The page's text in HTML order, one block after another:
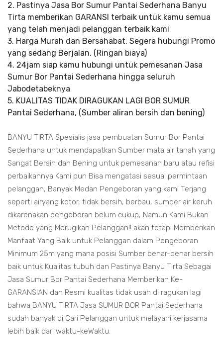
2. Pastinya Jasa Bor Sumur Pantai Sederhana Banyu
Tirta memberikan GARANSI terbaik untuk kamu semua
yang telah menjadi pelanggan terbaik kami
3. Harga Murah dan Bersahabat, Segera hubungi Promo
yang sedang Berjalan. (Ringan biaya)
4. 24jam siap kamu hubungi untuk pemesanan Jasa
Sumur Bor Pantai Sederhana hingga seluruh
Jabodetabeknya
5. KUALITAS TIDAK DIRAGUKAN LAGI BOR SUMUR
Pantai Sederhana, (Sumber aliran bersih dan bening)
BANYU TIRTA Spesialis jasa pembuatan Sumur Bor Pantai
Sederhana untuk mendapatkan Sumber mata air tanah yang
Sangat Bersih dan Bening untuk pemesanan baru atau refisi
perbaikannya Kami pun Bisa mengatasi sesuai permintaan
pelanggan, Banyak Medan Pengeboran yang kami Terjang
seperti airyang kotor, tidak bersih, berbau, sumber air keruh
dikarenakan pengeboran belum cukup, Namun Kami Bukan
Metode yang Merugikan Pelanggan!! akan tetapi Memberikan
Manfaat Yang Baik untuk Pelanggan dalam Pengeboran
Minimum 25m yang mana posisi Sumber benar-benar bersih
baik untuk Kualitas tubuh dan Pastinya Banyu Tirta Sebagai
Jasa Sumur Bor Pantai Sederhana Memberikan Ke-
GARANSIAN dan Resmi kualitas tidak usah di ragukan lagi
bahwa BANYU TIRTA Jasa SUMUR BOR Pantai Sederhana
sudah banyak di Cari Pelanggan untuk melayani kerjasama
lebih baik dari waktu-keWaktu.